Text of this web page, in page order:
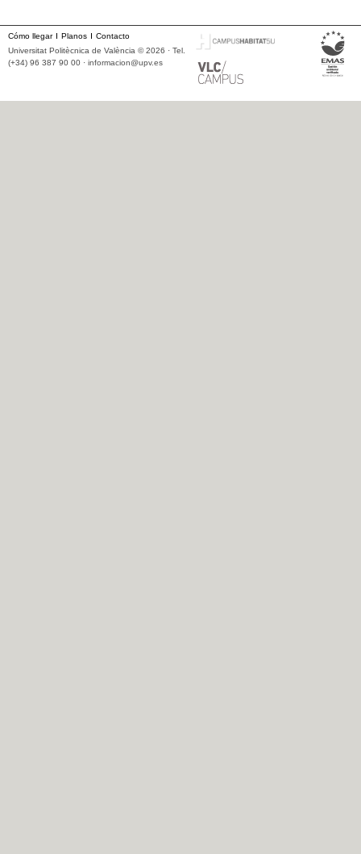
Cómo llegar Planos
Contacto
Universitat Politècnica de València © 2026 · Tel.
(+34) 96 387 90 00 · informacion@upv.es